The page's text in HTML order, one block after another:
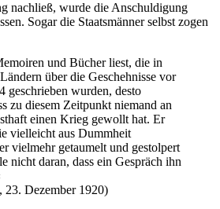
nachließ, wurde die Anschuldigung
Sogar die Staatsmänner selbst zogen
und Bücher liest, die in
über die Geschehnisse vor
geschrieben wurden, desto
zu diesem Zeitpunkt niemand an
einen Krieg gewollt hat. Er
vielleicht aus Dummheit
vielmehr getaumelt und gestolpert
nicht daran, dass ein Gespräch ihn
Dezember 1920)